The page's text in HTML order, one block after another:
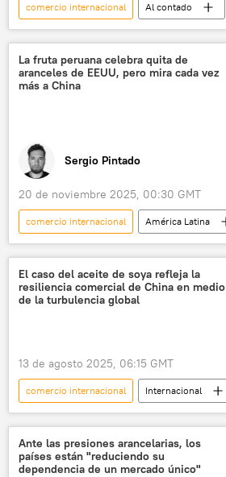
comercio internacional
Al contado
Ministerio de Desarrollo Económico de Rusia
Arabia Saudita
Moscú
Riad
La fruta peruana celebra quita de
aranceles de EEUU, pero mira cada vez
más a China
Sergio Pintado
20 de noviembre 2025, 00:30 GMT
comercio internacional
América Latina
Perú
EEUU
China
📈 Mercados y finanzas
aranceles
💬 Opinión y Análisis
El caso del aceite de soya refleja la
resiliencia comercial de China en medio
de la turbulencia global
13 de agosto 2025, 06:15 GMT
comercio internacional
Internacional
China
aranceles
Argentina
Global Times
📈 Mercados y finanzas
Ante las presiones arancelarias, los
países están "reduciendo su
dependencia de un mercado único"